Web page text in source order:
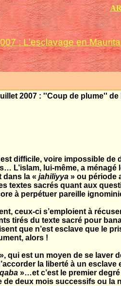
: L'esclavage en
2007 : ''Coup de plume''
est difficile, voire impossible
L’islam, lui-même, a
dans la « jahiliyya » ou période
textes sacrés quant aux
à perpétuer pareille
ceux-ci s’emploient à
tirés du texte sacré pour
que n’est esclave que le
alors !
», qui est un moyen de se laver
la liberté à un esclave
»…et c’est le premier
de deux mois successifs ou